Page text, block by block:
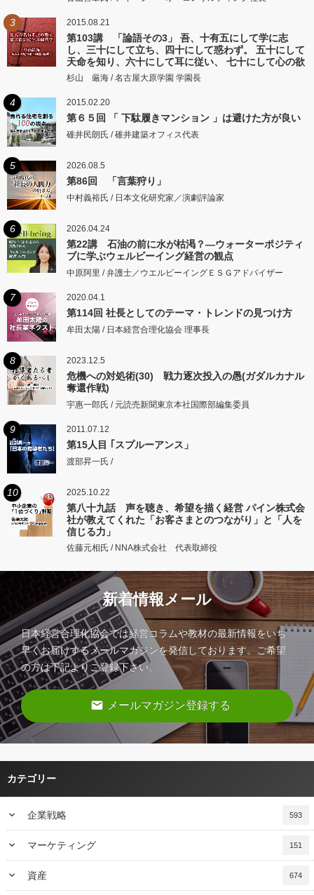
3 2015.08.21
第103講 「論語その3」 吾、十有五にして学に志
し、三十にして立ち、四十にして惑わず。 五十にして
天命を知り、六十にして耳に従い、 七十にして心の欲
するところに従いて矩をこえず。
杉山 厳海 / 名古屋大原学園 学園長
4 2015.02.20
第６５回 「 下駄履きマンション 」は避けた方が良い
碓井民朗氏 / 碓井建築オフィス代表
5 2026.08.5
第86回 「言葉狩り」
中村義裕氏 / 日本文化研究家／演劇評論家
6 2026.04.24
第22講 石油の前に水が枯渇？―ウォーターポジティ
ブに学ぶウェルビーイング経営の観点
中原阿里 / 弁護士／ウエルビーイングＥＳＧアドバイザー
7 2020.04.1
第114回 社長としてのテーマ・トレンドの見つけ方
牟田太陽 / 日本経営合理化協会 理事長
8 2023.12.5
危機への対処術(30) 戦力逐次投入の愚(ガダルカナル
奪還作戦)
宇惠一郎氏 / 元読売新聞東京本社国際部編集委員
9 2011.07.12
第15人目 ｢スプルーアンス」
渡部昇一氏 /
10 2025.10.22
第八十九話 声を聴き、希望を描く経営 パイン株式会
社が教えてくれた「お客さまとのつながり」と「人を
信じる力」
佐藤元相氏 / NNA株式会社 代表取締役
新着情報メール
日本経営合理化協会では経営コラムや教材の最新情報をいち
早くお届けするメールマガジンを発信しております。ご希望
の方は下記よりご登録下さい。
email メールマガジン登録する
カテゴリー
keyboard_arrow_down 企業戦略 593
keyboard_arrow_down マーケティング 151
keyboard_arrow_down 資産 674